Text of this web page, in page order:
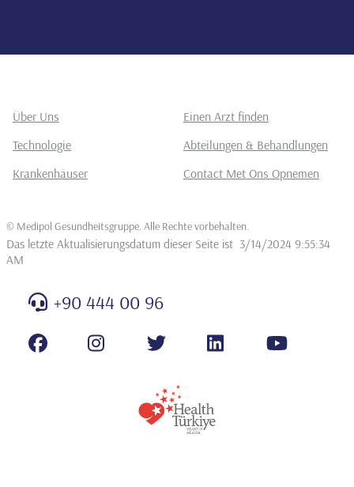
Über Uns
Einen Arzt finden
Technologie
Abteilungen & Behandlungen
Krankenhäuser
Contact Met Ons Opnemen
© Medipol Gesundheitsgruppe. Alle Rechte vorbehalten.
Das letzte Aktualisierungsdatum dieser Seite ist 3/14/2024 9:55:34
AM
+90 444 00 96